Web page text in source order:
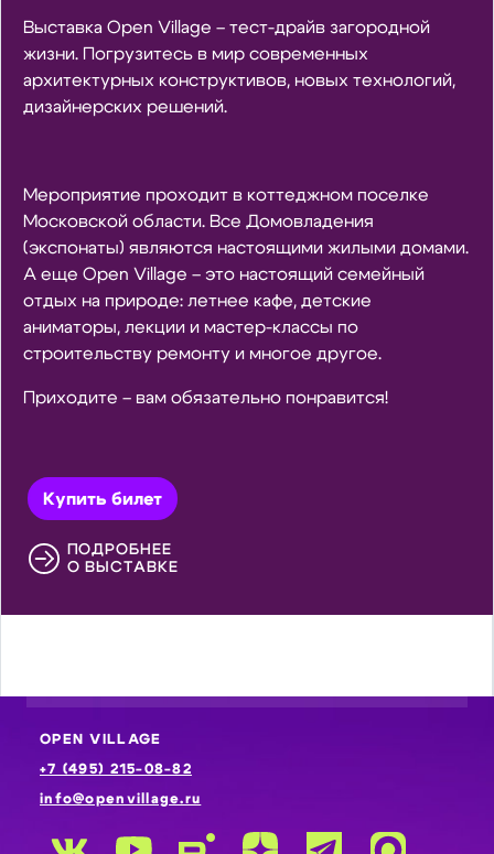
Выставка Open Village – тест-драйв загородной
жизни. Погрузитесь в мир современных
архитектурных конструктивов, новых технологий,
дизайнерских решений.
Мероприятие проходит в коттеджном поселке
Московской области. Все Домовладения
(экспонаты) являются настоящими жилыми домами.
А еще Open Village – это настоящий семейный
отдых на природе: летнее кафе, детские
аниматоры, лекции и мастер-классы по
строительству ремонту и многое другое.
Приходите – вам обязательно понравится!
Купить билет
ПОДРОБНЕЕ
О ВЫСТАВКЕ
OPEN VILLAGE
+7 (495) 215-08-82
info@openvillage.ru